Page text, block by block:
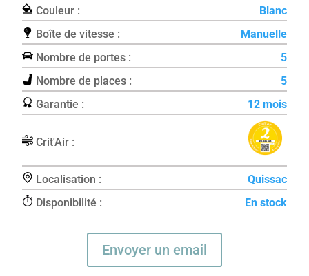
Couleur :
Blanc
Boîte de vitesse :
Manuelle
Nombre de portes :
5
Nombre de places :
5
Garantie :
12 mois
Crit'Air :
Localisation :
Quissac
Disponibilité :
En stock
Envoyer un email